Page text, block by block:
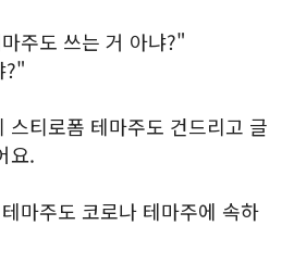
주도 쓰는 거 아냐?"
?"
스티로폼 테마주도 건드리고 글
요.
마주도 코로나 테마주에 속하